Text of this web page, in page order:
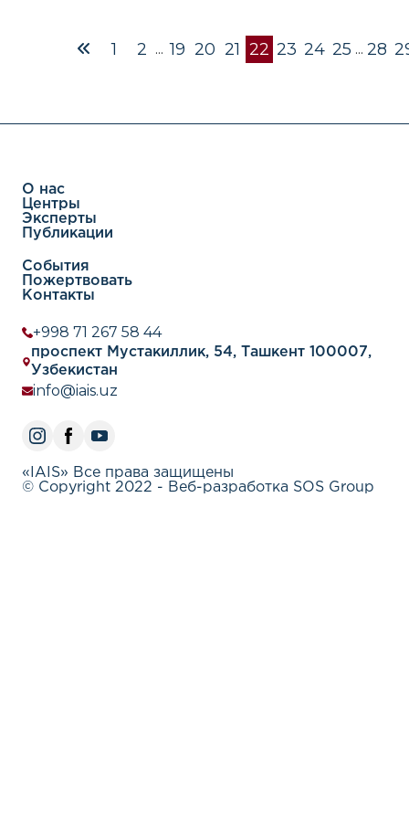
на сохранение суверенитета и избежание чрезмерной
зависимости от какой-либо одной державы. До сих
особенно с учетом тех технологических и
1 2 ... 19 20 21 22 23 24 25 ... 28
О нас
Центры
Эксперты
Публикации
События
Пожертвовать
Контакты
+998 71 267 58 44
проспект Мустакиллик, 54, Ташкент 100007,
Узбекистан
info@iais.uz
«IAIS» Все права защищены
© Copyright 2022 - Веб-разработка SOS Group